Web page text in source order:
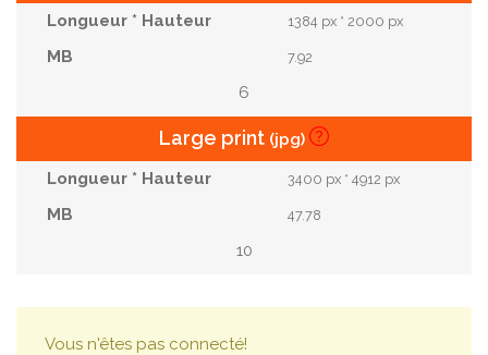
1384 px * 2000 px
7.92
6
Large print (jpg)
3400 px * 4912 px
47.78
10
Vous n'êtes pas connecté!